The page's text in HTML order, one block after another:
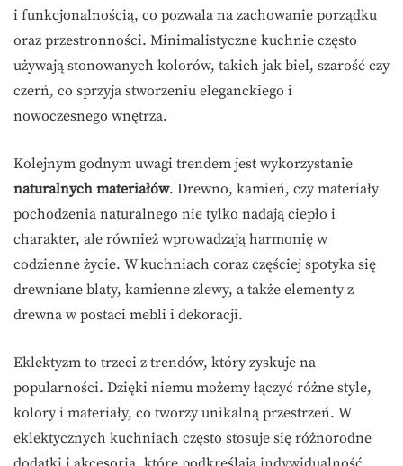
i funkcjonalnością, co pozwala na zachowanie porządku
oraz przestronności. Minimalistyczne kuchnie często
używają stonowanych kolorów, takich jak biel, szarość czy
czerń, co sprzyja stworzeniu eleganckiego i
nowoczesnego wnętrza.
Kolejnym godnym uwagi trendem jest wykorzystanie
naturalnych materiałów. Drewno, kamień, czy materiały
pochodzenia naturalnego nie tylko nadają ciepło i
charakter, ale również wprowadzają harmonię w
codzienne życie. W kuchniach coraz częściej spotyka się
drewniane blaty, kamienne zlewy, a także elementy z
drewna w postaci mebli i dekoracji.
Eklektyzm to trzeci z trendów, który zyskuje na
popularności. Dzięki niemu możemy łączyć różne style,
kolory i materiały, co tworzy unikalną przestrzeń. W
eklektycznych kuchniach często stosuje się różnorodne